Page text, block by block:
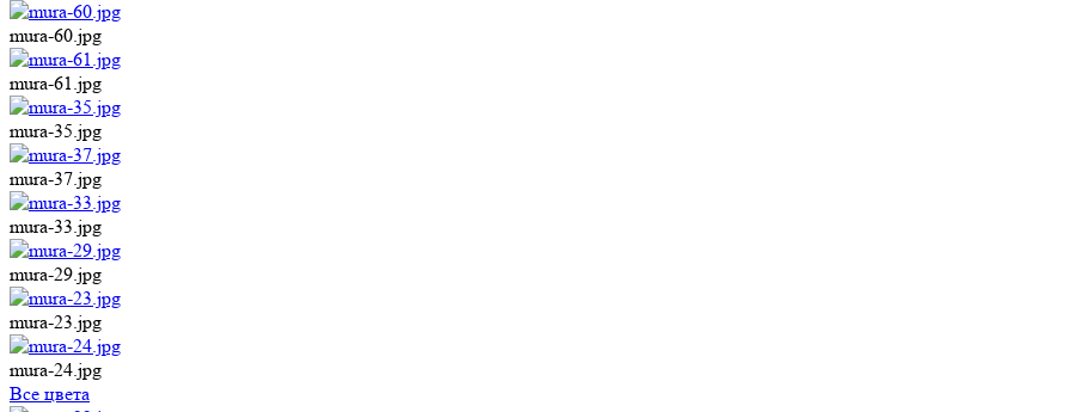
mura-60.jpg
mura-61.jpg
mura-35.jpg
mura-37.jpg
mura-33.jpg
mura-29.jpg
mura-23.jpg
mura-24.jpg
Все цвета